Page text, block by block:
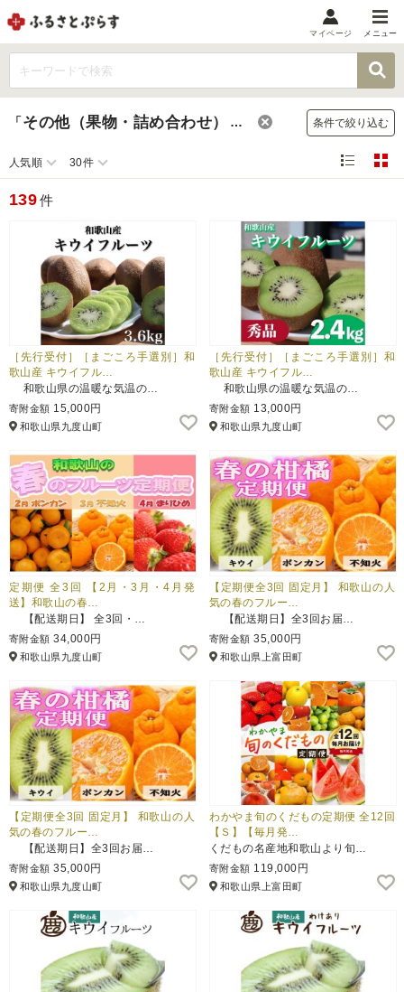
メニュー
マイメニュー
マイページ
メニュー
お礼の品から探す
お礼の品をカテゴリや金額で絞り込み
自治体から探す
ランキング
特集・おすすめ
ふるさと納税とは
控除額シミュレータ Q&A
マイページ
「その他（果物・詰め合わせ） 」 のお礼の品 条件で絞り込む
人気順 30件
139件
［先行受付］［まごころ手選別］和
歌山産 キウイフル…
和歌山県の温暖な気温の…
寄附金額 15,000円
和歌山県九度山町
［先行受付］［まごころ手選別］和
歌山産 キウイフル…
和歌山県の温暖な気温の…
寄附金額 13,000円
和歌山県九度山町
定期便 全3回 【2月・3月・4月発
送】和歌山の春…
【配送期日】 全3回・…
寄附金額 34,000円
和歌山県九度山町
【定期便全3回 固定月】 和歌山の人
気の春のフルー…
【配送期日】全3回お届…
寄附金額 35,000円
和歌山県上富田町
【定期便全3回 固定月】 和歌山の人
気の春のフルー…
【配送期日】全3回お届…
寄附金額 35,000円
和歌山県九度山町
わかやま旬のくだもの定期便 全12回
【Ｓ】【毎月発…
くだもの名産地和歌山より旬…
寄附金額 119,000円
和歌山県上富田町